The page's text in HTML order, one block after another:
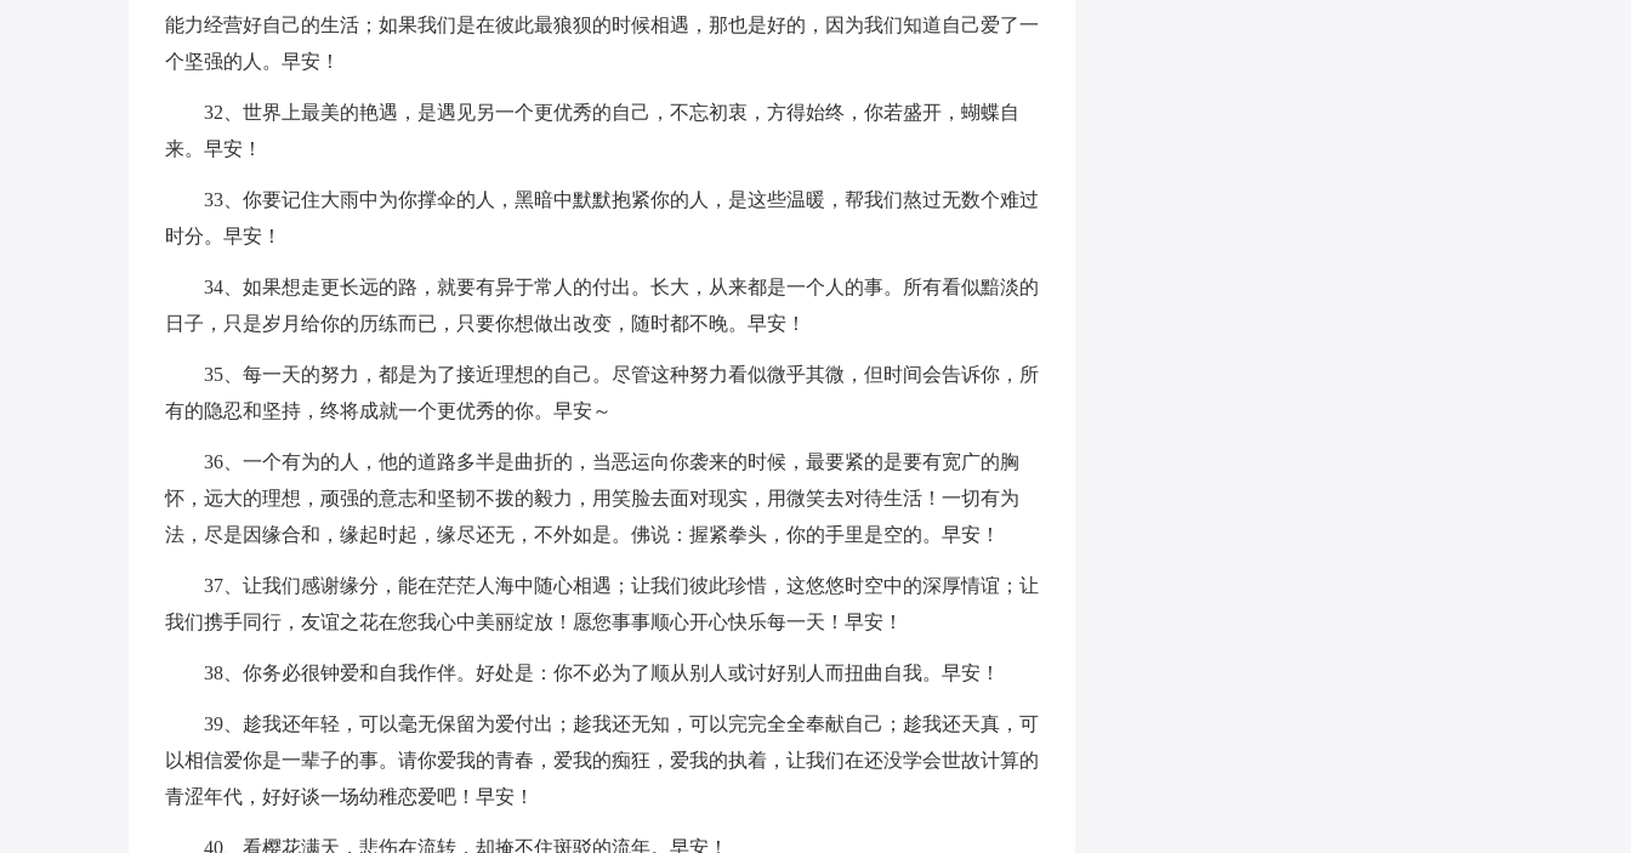
能力经营好自己的生活；如果我们是在彼此最狼狈的时候相遇，那也是好的，因为我们知道自己爱了一
个坚强的人。早安！
32、世界上最美的艳遇，是遇见另一个更优秀的自己，不忘初衷，方得始终，你若盛开，蝴蝶自
来。早安！
33、你要记住大雨中为你撑伞的人，黑暗中默默抱紧你的人，是这些温暖，帮我们熬过无数个难过
时分。早安！
34、如果想走更长远的路，就要有异于常人的付出。长大，从来都是一个人的事。所有看似黯淡的
日子，只是岁月给你的历练而已，只要你想做出改变，随时都不晚。早安！
35、每一天的努力，都是为了接近理想的自己。尽管这种努力看似微乎其微，但时间会告诉你，所
有的隐忍和坚持，终将成就一个更优秀的你。早安～
36、一个有为的人，他的道路多半是曲折的，当恶运向你袭来的时候，最要紧的是要有宽广的胸
怀，远大的理想，顽强的意志和坚韧不拨的毅力，用笑脸去面对现实，用微笑去对待生活！一切有为
法，尽是因缘合和，缘起时起，缘尽还无，不外如是。佛说：握紧拳头，你的手里是空的。早安！
37、让我们感谢缘分，能在茫茫人海中随心相遇；让我们彼此珍惜，这悠悠时空中的深厚情谊；让
我们携手同行，友谊之花在您我心中美丽绽放！愿您事事顺心开心快乐每一天！早安！
38、你务必很钟爱和自我作伴。好处是：你不必为了顺从别人或讨好别人而扭曲自我。早安！
39、趁我还年轻，可以毫无保留为爱付出；趁我还无知，可以完完全全奉献自己；趁我还天真，可
以相信爱你是一辈子的事。请你爱我的青春，爱我的痴狂，爱我的执着，让我们在还没学会世故计算的
青涩年代，好好谈一场幼稚恋爱吧！早安！
40、看樱花满天，悲伤在流转，却掩不住斑驳的流年。早安！